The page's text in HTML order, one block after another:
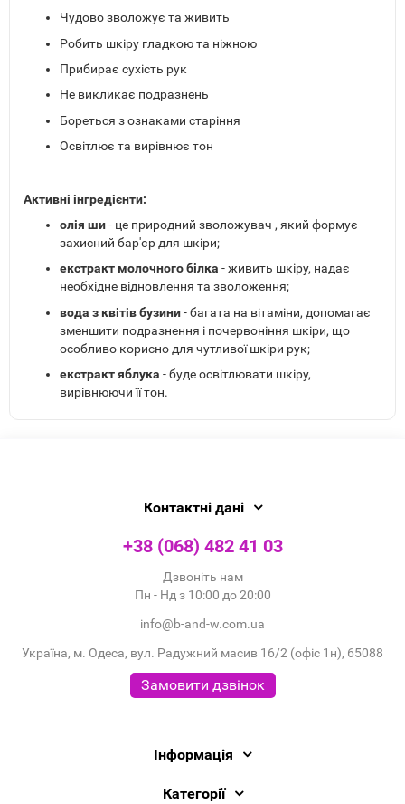
Чудово зволожує та живить
Робить шкіру гладкою та ніжною
Прибирає сухість рук
Не викликає подразнень
Бореться з ознаками старіння
Освітлює та вирівнює тон
Активні інгредієнти:
олія ши- це природний зволожувач , який формує
захисний бар'єр для шкіри;
екстракт молочного білка - живить шкіру, надає
необхідне відновлення та зволоження;
вода з квітів бузини- багата на вітаміни, допомагає
зменшити подразнення і почервоніння шкіри, що
особливо корисно для чутливої шкіри рук;
екстракт яблука - буде освітлювати шкіру,
вирівнюючи її тон.
Контактні дані
+38 (068) 482 41 03
Дзвоніть нам
Пн - Нд з 10:00 до 20:00
info@b-and-w.com.ua
Україна, м. Одеса, вул. Радужний масив 16/2 (офіс 1н), 65088
Замовити дзвінок
Інформація
Категорії